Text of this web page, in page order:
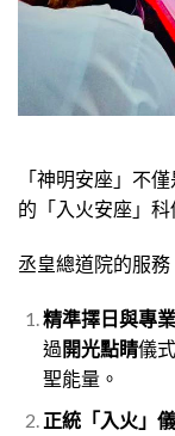
「神明安座」不
的「入火安座」科
丞皇總道院的服
精準擇日與專
過開光點睛儀
聖能量。
正統「入火」